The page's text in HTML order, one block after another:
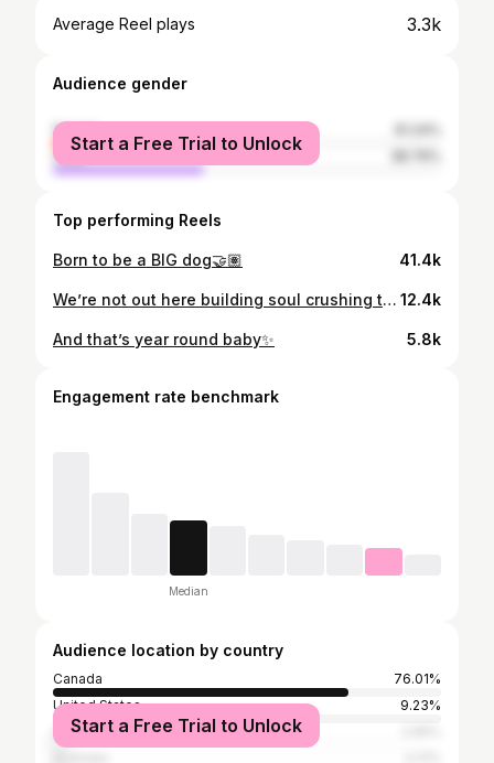
Average Reel plays 3.3k
Audience gender
female
male
Start a Free Trial to Unlock
Top performing Reels
Born to be a BIG dog🤝🏽 41.4k
We’re not out here building soul crushing thighs just to try to squeeze them in to last years shorts—SIZE UP GIRL SUMMER🤝🏽✨ 12.4k
And that’s year round baby✨ 5.8k
Engagement rate benchmark
Median
Audience location by country
Canada
76.01%
United States
9.23%
United Kingdom
Start a Free Trial to Unlock